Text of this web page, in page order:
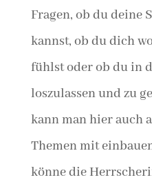
Fragen, ob du deine
kannst, ob du dich
fühlst oder ob du in
loszulassen und zu
kann man hier auch
Themen mit
könne die